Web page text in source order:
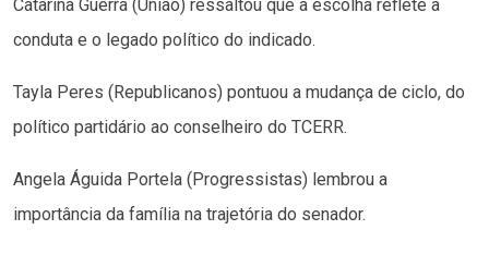
Catarina Guerra (União) ressaltou que a escolha reflete a
conduta e o legado político do indicado.
Tayla Peres (Republicanos) pontuou a mudança de ciclo, do
político partidário ao conselheiro do TCERR.
Angela Águida Portela (Progressistas) lembrou a
importância da família na trajetória do senador.